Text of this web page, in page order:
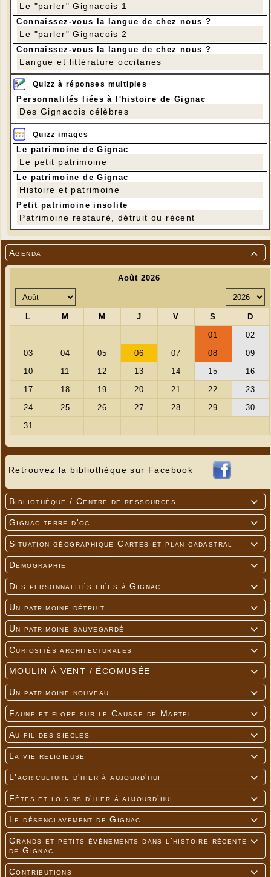

Agenda
Retrouvez la bibliothèque sur Facebook

Bibliothèque / Centre de ressources

Gignac terre d'oc

Situation géographique Cartes et plan cadastral

Démographie

Des personnalités liées à Gignac

Un patrimoine détruit

Un patrimoine sauvegardé

Curiosités architecturales

MOULIN À VENT / ÉCOMUSÉE

Un patrimoine nouveau

Faune et flore sur le Causse de Martel

Au fil des siècles

La vie religieuse

L'agriculture d'hier à aujourd'hui

Fêtes et loisirs d'hier à aujourd'hui

Le désenclavement de Gignac

Grands et petits événements dans l'histoire récente
de Gignac

Contributions
Le 14 juin France 3 Limousin était sur le site
pour assister à la mise en place des voiles et
aux derniers essais avant l'inauguration
officielle. Le mini-reportage a été diffusé le soir
même sur France 3 Limousin (Brive).
Le "parler" Gignacois 1
Connaissez-vous la langue de chez nous ?
Le "parler" Gignacois 2
Connaissez-vous la langue de chez nous ?
Langue et littérature occitanes
Quizz à réponses multiples
Personnalités liées à l'histoire de Gignac
Des Gignacois célèbres
Quizz images
Le patrimoine de Gignac
Le petit patrimoine
Le patrimoine de Gignac
Histoire et patrimoine
Petit patrimoine insolite
Patrimoine restauré, détruit ou récent